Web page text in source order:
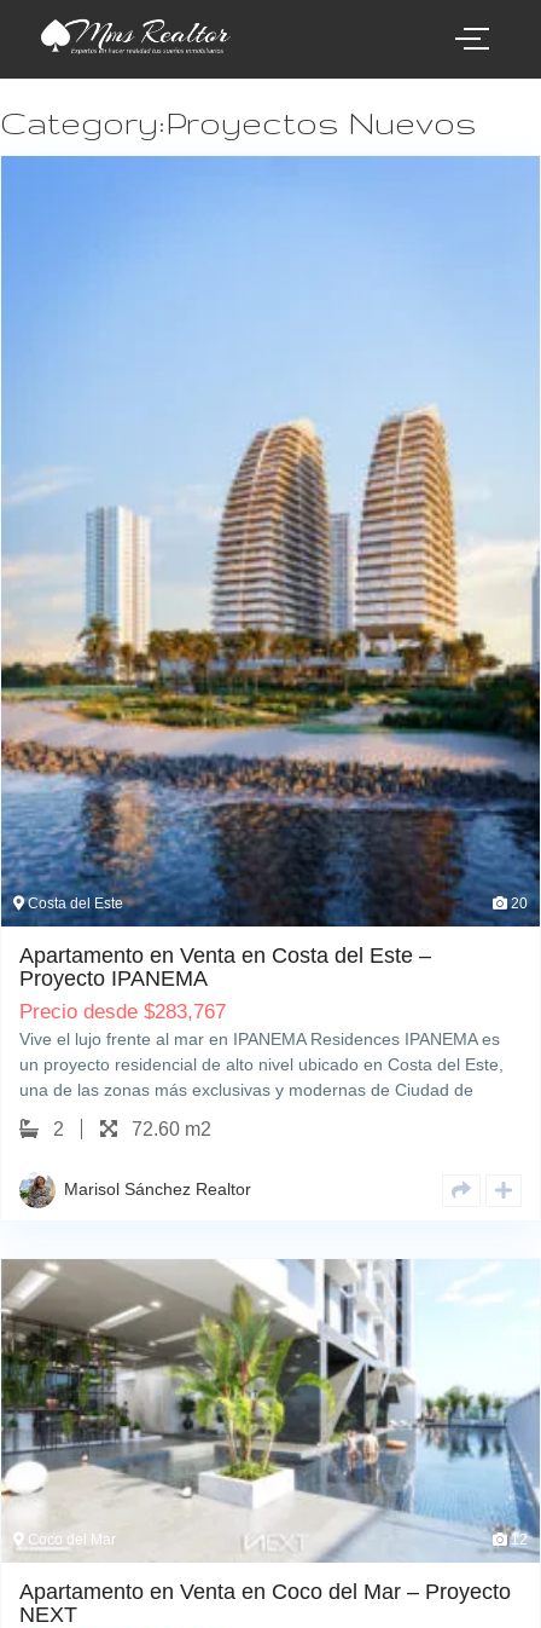
Category:Proyectos Nuevos
Costa del Este 20
Apartamento en Venta en Costa del Este –
Proyecto IPANEMA
Precio desde $283,767
Vive el lujo frente al mar en IPANEMA Residences IPANEMA es
un proyecto residencial de alto nivel ubicado en Costa del Este,
una de las zonas más exclusivas y modernas de Ciudad de
Panamá. Con un diseño arquitectónico inspirado en las velas de
un velero,…
2 72.60 m2
Marisol Sánchez Realtor
Coco del Mar 12
Apartamento en Venta en Coco del Mar – Proyecto
NEXT